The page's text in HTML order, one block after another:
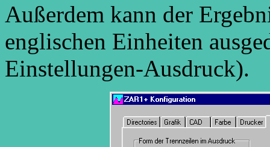
Außerdem kann der
englischen Einheiten
Einstellungen-Ausdruck).